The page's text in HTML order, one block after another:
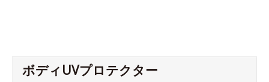
ボディUVプロテクター